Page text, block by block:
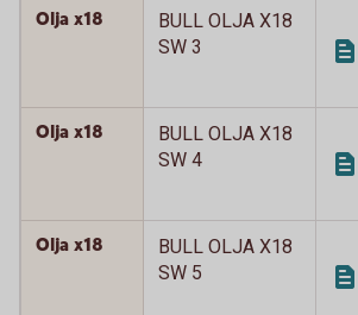
Olja x18
BULL OLJA X18
SW 3
Olja x18
BULL OLJA X18
SW 4
Olja x18
BULL OLJA X18
SW 5